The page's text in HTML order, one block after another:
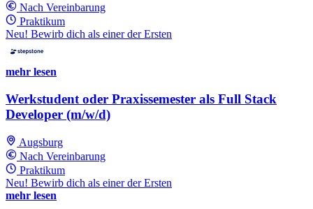
Nach Vereinbarung
Praktikum
Neu! Bewirb dich als einer der Ersten
mehr lesen
Werkstudent oder Praxissemester als Full Stack
Developer (m/w/d)
Augsburg
Nach Vereinbarung
Praktikum
Neu! Bewirb dich als einer der Ersten
mehr lesen